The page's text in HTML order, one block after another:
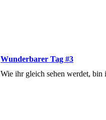
Wunderbarer Tag #3
Wie ihr gleich sehen werdet,